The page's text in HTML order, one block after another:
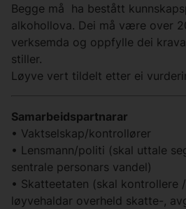
Begge må ha bestått
alkohollova. Dei må være over
verksemda og oppfylle dei
stiller.
Løyve vert tildelt etter ei
Samarbeidspartnarar
• Vaktselskap/kontrollører
• Lensmann/politi (skal uttale
sentrale personars vandel)
• Skatteetaten (skal kontrollere
løyvehaldar overheld skatte-,